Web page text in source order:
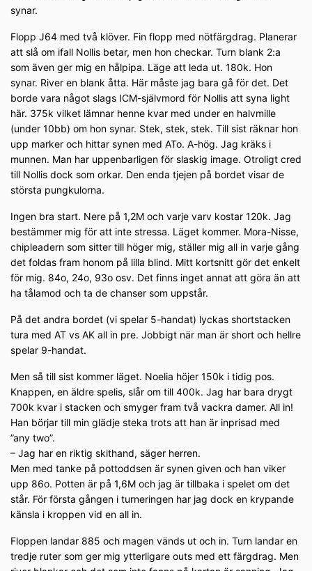
synar.
Flopp J64 med två klöver. Fin flopp med nötfärgdrag. Planerar
att slå om ifall Nollis betar, men hon checkar. Turn blank 2:a
som även ger mig en hålpipa. Läge att leda ut. 180k. Hon
synar. River en blank åtta. Här måste jag bara gå för det. Det
borde vara något slags ICM-självmord för Nollis att syna light
här. 375k vilket lämnar henne kvar med under en halvmille
(under 10bb) om hon synar. Stek, stek, stek. Till sist räknar hon
upp marker och hittar synen med ATo. A-hög. Jag kräks i
munnen. Man har uppenbarligen för slaskig image. Otroligt cred
till Nollis dock som orkar. Den enda tjejen på bordet visar de
största pungkulorna.
Ingen bra start. Nere på 1,2M och varje varv kostar 120k. Jag
bestämmer mig för att inte stressa. Läget kommer. Mora-Nisse,
chipleadern som sitter till höger mig, ställer mig all in varje gång
det foldas fram honom på lilla blind. Mitt kortsnitt gör det enkelt
för mig. 84o, 24o, 93o osv. Det finns inget annat att göra än att
ha tålamod och ta de chanser som uppstår.
På det andra bordet (vi spelar 5-handat) lyckas shortstacken
tura med AT vs AK all in pre. Jobbigt när man är short och hellre
spelar 9-handat.
Men så till sist kommer läget. Noelia höjer 150k i tidig pos.
Knappen, en äldre spelis, slår om till 400k. Jag har bara drygt
700k kvar i stacken och smyger fram två vackra damer. All in!
Han börjar till min glädje steka trots att han är inprisad med
”any two”.
– Jag har en riktig skithand, säger herren.
Men med tanke på pottoddsen är synen given och han viker
upp 86o. Potten är på 1,6M och jag är tillbaka i spelet om det
står. För första gången i turneringen har jag dock en krypande
känsla i kroppen vid en all in.
Floppen landar 885 och magen vänds ut och in. Turn landar en
tredje ruter som ger mig ytterligare outs med ett färgdrag. Men